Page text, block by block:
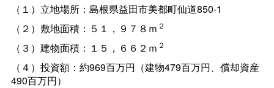
（１）立地場所：島根県益田市美都町仙道850-1
（２）敷地面積：５１，９７８ｍ ２
（３）建物面積：１５，６６２ｍ ２
（４）投資額：約969百万円（建物479百万円、償却資産
490百万円）